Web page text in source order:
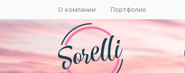
О компании Портфолио